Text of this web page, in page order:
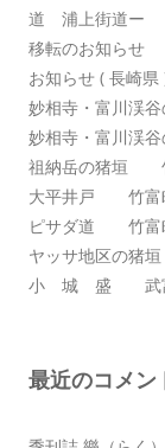
道 浦上街道ー
移転のお知らせ
お知らせ ( 長崎県
妙相寺・富川渓
妙相寺・富川渓
祖納岳の猪垣
大平井戸 竹富
ピサダ道 竹富
ヤッサ地区の猪
小 城 盛 武富
最近のコメン